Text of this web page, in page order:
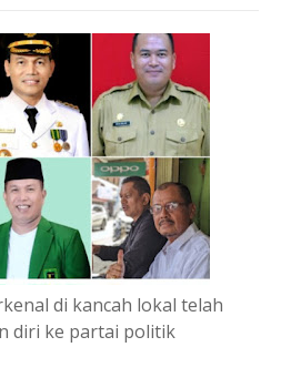
di kancah lokal telah
diri ke partai politik